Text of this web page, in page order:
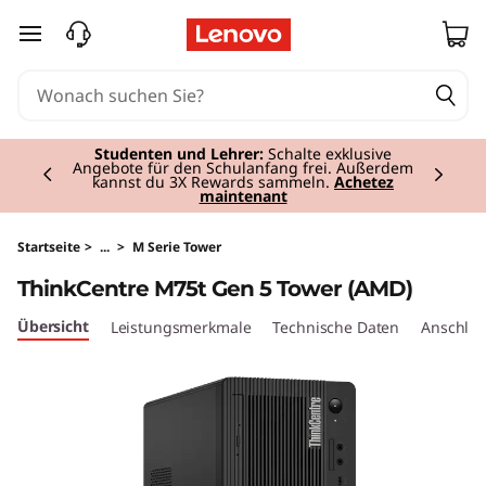
T
k
C
n
zum Hauptinhalt springen
Studenten und Lehrer: Schalte exklusive
Angebote für den Schulanfang frei. Außerdem
kannst du 3X Rewards sammeln. Achetez
maintenant
Currently displaying item 2 of 3
Startseite > ... > M Serie Tower
ThinkCentre M75t Gen 5 Tower (AMD)
Übersicht Leistungsmerkmale Technische Daten